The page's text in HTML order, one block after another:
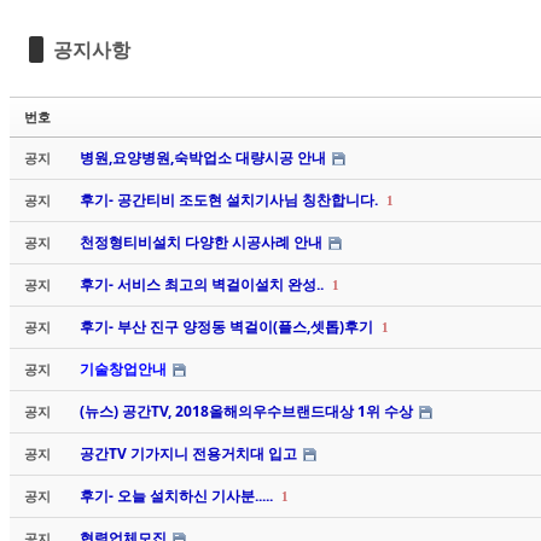
공지사항
번호
공지 병원,요양병원,숙박업소 대량시공 안내
공지 후기- 공간티비 조도현 설치기사님 칭찬합니다. 1
공지 천정형티비설치 다양한 시공사례 안내
공지 후기- 서비스 최고의 벽걸이설치 완성.. 1
공지 후기- 부산 진구 양정동 벽걸이(플스,셋톱)후기 1
공지 기술창업안내
공지 (뉴스) 공간TV, 2018올해의우수브랜드대상 1위 수상
공지 공간TV 기가지니 전용거치대 입고
공지 후기- 오늘 설치하신 기사분..... 1
Sketchbook5, 스케치북5
Sketchbook5, 스케치북5
Sketchbook5, 스케치북5
Sketchbook5, 스케치북5